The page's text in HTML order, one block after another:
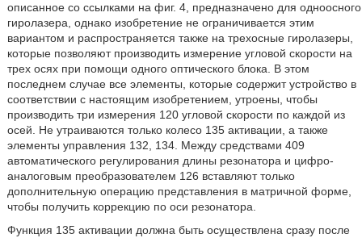
описанное со ссылками на фиг. 4, предназначено для одноосного
гиролазера, однако изобретение не ограничивается этим
вариантом и распространяется также на трехосные гиролазеры,
которые позволяют производить измерение угловой скорости на
трех осях при помощи одного оптического блока. В этом
последнем случае все элементы, которые содержит устройство в
соответствии с настоящим изобретением, утроены, чтобы
производить три измерения 120 угловой скорости по каждой из
осей. Не утраиваются только колесо 135 активации, а также
элементы управления 132, 134. Между средствами 409
автоматического регулирования длины резонатора и цифро-
аналоговым преобразователем 126 вставляют только
дополнительную операцию представления в матричной форме,
чтобы получить коррекцию по оси резонатора.
Функция 135 активации должна быть осуществлена сразу после